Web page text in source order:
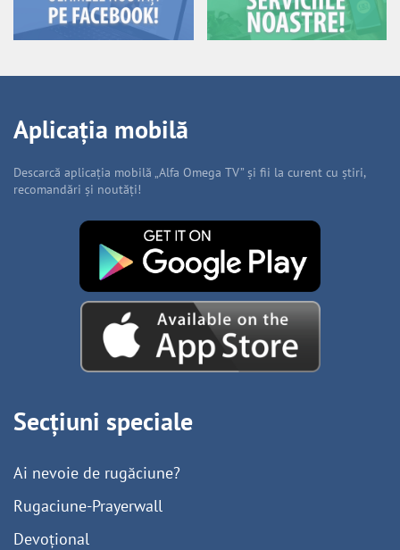
Aplicația mobilă
Descarcă aplicația mobilă „Alfa Omega TV” și fii la curent cu știri,
recomandări și noutăți!
Secțiuni speciale
Ai nevoie de rugăciune?
Rugaciune-Prayerwall
Devoțional